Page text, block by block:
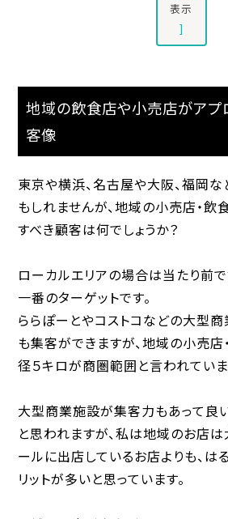
表示
]
地域の飲食店や小売店がアプ
客像
東京や横浜、名古屋や大阪、福岡
もしれませんが、地域の小売店・飲
すべき顧客は何でしょうか？
ローカルエリアの場合は当たり前
一番のターゲットです。
ららぽーとやコストコなどの大型
も集客ができますが、地域の小売
径５キロが商圏範囲と言われていま
大型商業施設が集客力もあって良い
と思われますが、私は地域のお店は
ールに出店しているお店よりも、は
リットが多いと思っています。